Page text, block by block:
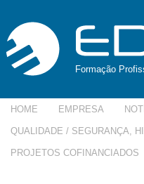
Formação
HOME EMPRESA
QUALIDADE / SEGURANÇA,
PROJETOS COFINANCIADOS